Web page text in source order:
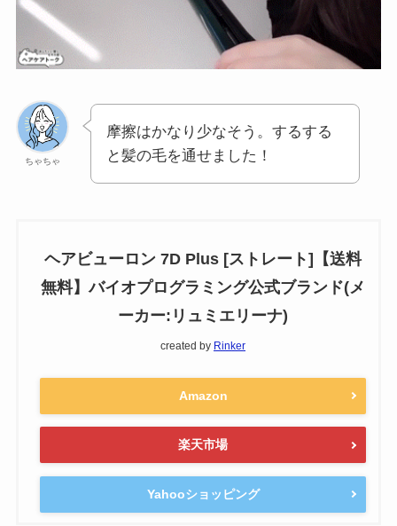
ちゃちゃ
摩擦はかなり少なそう。するする
と髪の毛を通せました！
ヘアビューロン 7D Plus [ストレート]【送料
無料】バイオプログラミング公式ブランド(メ
ーカー:リュミエリーナ)
created by Rinker
Amazon
楽天市場
Yahooショッピング